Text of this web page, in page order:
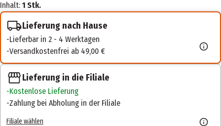
Inhalt: 1 Stk.
Lieferung nach Hause
Lieferbar in 2 - 4 Werktagen
Versandkostenfrei ab 49,00 €
Lieferung in die Filiale
Kostenlose Lieferung
Zahlung bei Abholung in der Filiale
Filiale wählen